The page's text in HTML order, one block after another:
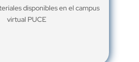
disponibles en el campus
virtual PUCE